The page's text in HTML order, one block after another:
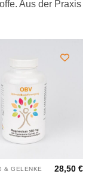
Aus der Praxis
& GELENKE 28,50€